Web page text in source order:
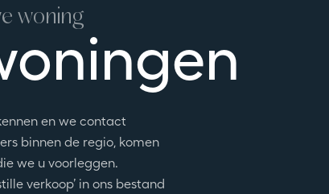
woning
en we contact
binnen de regio, komen
we u voorleggen.
verkoop’ in ons bestand